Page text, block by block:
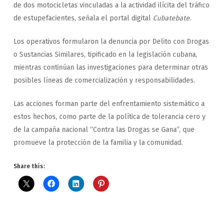
de dos motocicletas vinculadas a la actividad ilícita del tráfico
de estupefacientes, señala el portal digital Cubatebate.
Los operativos formularon la denuncia por Delito con Drogas
o Sustancias Similares, tipificado en la legislación cubana,
mientras continúan las investigaciones para determinar otras
posibles líneas de comercialización y responsabilidades.
Las acciones forman parte del enfrentamiento sistemático a
estos hechos, como parte de la política de tolerancia cero y
de la campaña nacional “Contra las Drogas se Gana”, que
promueve la protección de la familia y la comunidad.
Share this: